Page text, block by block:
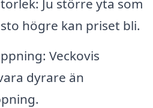
Ju större yta som
högre kan priset bli.
Veckovis
dyrare än